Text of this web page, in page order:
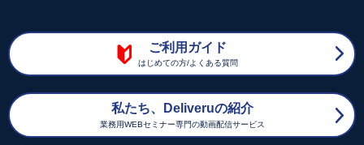
ご利用ガイド
はじめての方/よくある質問
私たち、Deliveruの紹介
業務用WEBセミナー専門の動画配信サービス